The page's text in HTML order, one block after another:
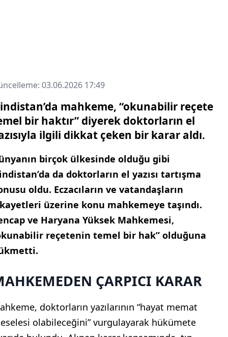
03.06.2026 17:49
mahkeme, “okunabilir reçete
bir haktır” diyerek doktorların el
ilgili dikkat çeken bir karar aldı.
birçok ülkesinde olduğu gibi
da doktorların el yazısı tartışma
oldu. Eczacıların ve vatandaşların
üzerine konu mahkemeye taşındı.
ve Haryana Yüksek Mahkemesi,
reçetenin temel bir hak” olduğuna
ÇARPICI KARAR
doktorların yazılarının “hayat memat
olabileceğini” vurgulayarak hükümete